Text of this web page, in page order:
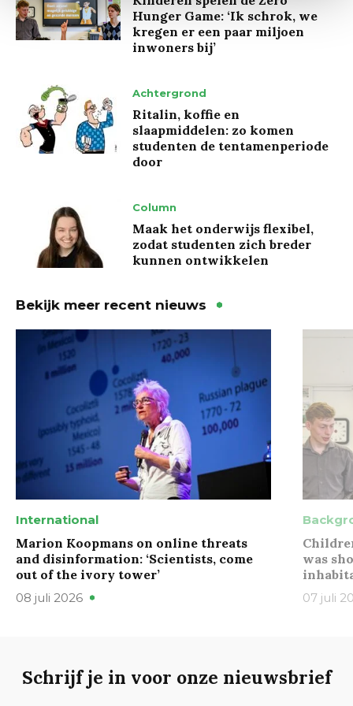
Hunger Game: ‘Ik schrok, we
kregen er een paar miljoen
inwoners bij’
Achtergrond
Ritalin, koffie en
slaapmiddelen: zo komen
studenten de tentamenperiode
door
Column
Maak het onderwijs flexibel,
zodat studenten zich breder
kunnen ontwikkelen
Bekijk meer recent nieuws
International
Marion Koopmans on online threats
and disinformation: ‘Scientists, come
out of the ivory tower’
08 juli 2026
was
07 juli
Schrijf je in voor onze nieuwsbrief